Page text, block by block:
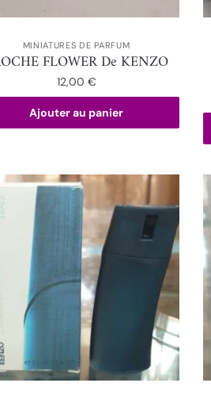
MINIATURES DE PARFUM
FLOWER De KENZO
12,00 €
Ajouter au panier